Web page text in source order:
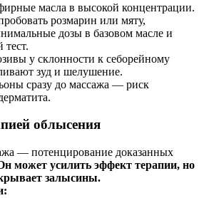
масла в высокой концентрации.
розмарин или мяту,
дозы в базовом масле и
тест.
у склонности к себорейному
зуд и шелушение.
сразу до массажа — риск
облысения
— потенцирование доказанных
может усилить эффект терапии, но
залысины.